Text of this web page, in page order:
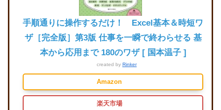
手順通りに操作するだけ！ Excel基本＆時短ワ
ザ［完全版］第3版 仕事を一瞬で終わらせる 基
本から応用まで 180のワザ [ 国本温子 ]
created by Rinker
Amazon
楽天市場